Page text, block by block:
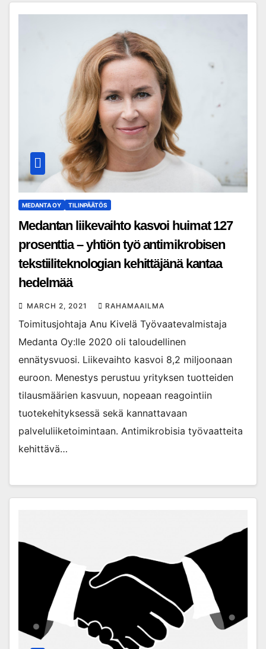
MEDANTA OY TILINPÄÄTÖS
Medantan liikevaihto kasvoi huimat 127
prosenttia – yhtiön työ antimikrobisen
tekstiiliteknologian kehittäjänä kantaa
hedelmää
MARCH 2, 2021 RAHAMAAILMA
Toimitusjohtaja Anu Kivelä Työvaatevalmistaja
Medanta Oy:lle 2020 oli taloudellinen
ennätysvuosi. Liikevaihto kasvoi 8,2 miljoonaan
euroon. Menestys perustuu yrityksen tuotteiden
tilausmäärien kasvuun, nopeaan reagointiin
tuotekehityksessä sekä kannattavaan
palveluliiketoimintaan. Antimikrobisia työvaatteita
kehittävä…